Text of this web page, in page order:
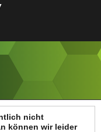
nicht
können wir leider